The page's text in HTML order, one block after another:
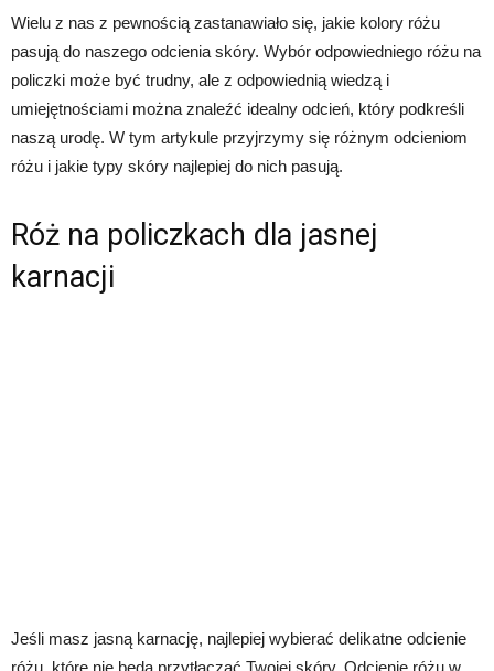
Wielu z nas z pewnością zastanawiało się, jakie kolory różu
pasują do naszego odcienia skóry. Wybór odpowiedniego różu na
policzki może być trudny, ale z odpowiednią wiedzą i
umiejętnościami można znaleźć idealny odcień, który podkreśli
naszą urodę. W tym artykule przyjrzymy się różnym odcieniom
różu i jakie typy skóry najlepiej do nich pasują.
Róż na policzkach dla jasnej
karnacji
Jeśli masz jasną karnację, najlepiej wybierać delikatne odcienie
różu, które nie będą przytłaczać Twojej skóry. Odcienie różu w